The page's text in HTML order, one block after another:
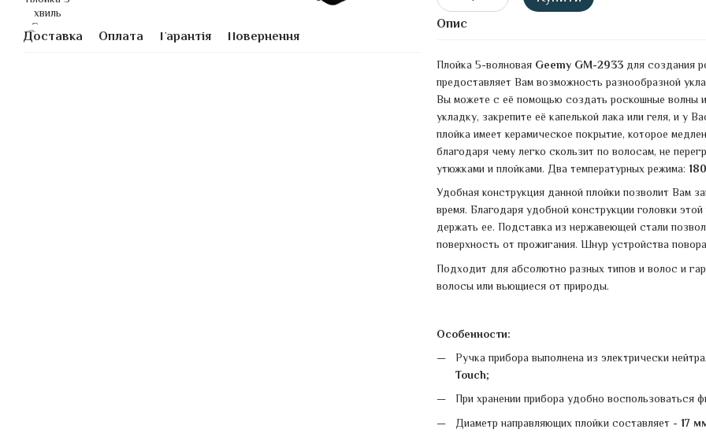
Доставка Оплата Гарантія Повернення
Опис
Плойка 5-волновая Geemy GM-2933 для создания
предоставляет Вам возможность разнообразной
Вы можете с её помощью создать роскошные волны
укладку, закрепите её капелькой лака или геля, и у
плойка имеет керамическое покрытие, которое
благодаря чему легко скользит по волосам, не
утюжками и плойками. Два температурных режима:
Удобная конструкция данной плойки позволит Вам
время. Благодаря удобной конструкции головки
держать ее. Подставка из нержавеющей стали
поверхность от прожигания. Шнур устройства
Подходит для абсолютно разных типов и волос и
волосы или вьющиеся от природы.
Особенности:
Ручка прибора выполнена из электрически
Touch;
При хранении прибора удобно воспользоваться
Диаметр направляющих плойки составляет - 17